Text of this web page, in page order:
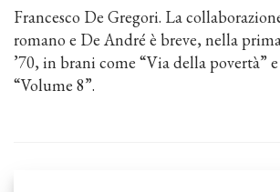
Francesco De Gregori. La
romano e De André è breve, nella
’70, in brani come “Via della povertà”
“Volume 8”.